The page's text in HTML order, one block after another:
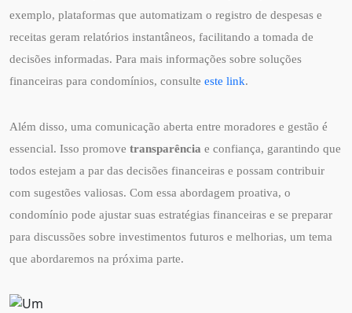
exemplo, plataformas que automatizam o registro de despesas e
receitas geram relatórios instantâneos, facilitando a tomada de
decisões informadas. Para mais informações sobre soluções
financeiras para condomínios, consulte este link.
Além disso, uma comunicação aberta entre moradores e gestão é
essencial. Isso promove transparência e confiança, garantindo que
todos estejam a par das decisões financeiras e possam contribuir
com sugestões valiosas. Com essa abordagem proativa, o
condomínio pode ajustar suas estratégias financeiras e se preparar
para discussões sobre investimentos futuros e melhorias, um tema
que abordaremos na próxima parte.